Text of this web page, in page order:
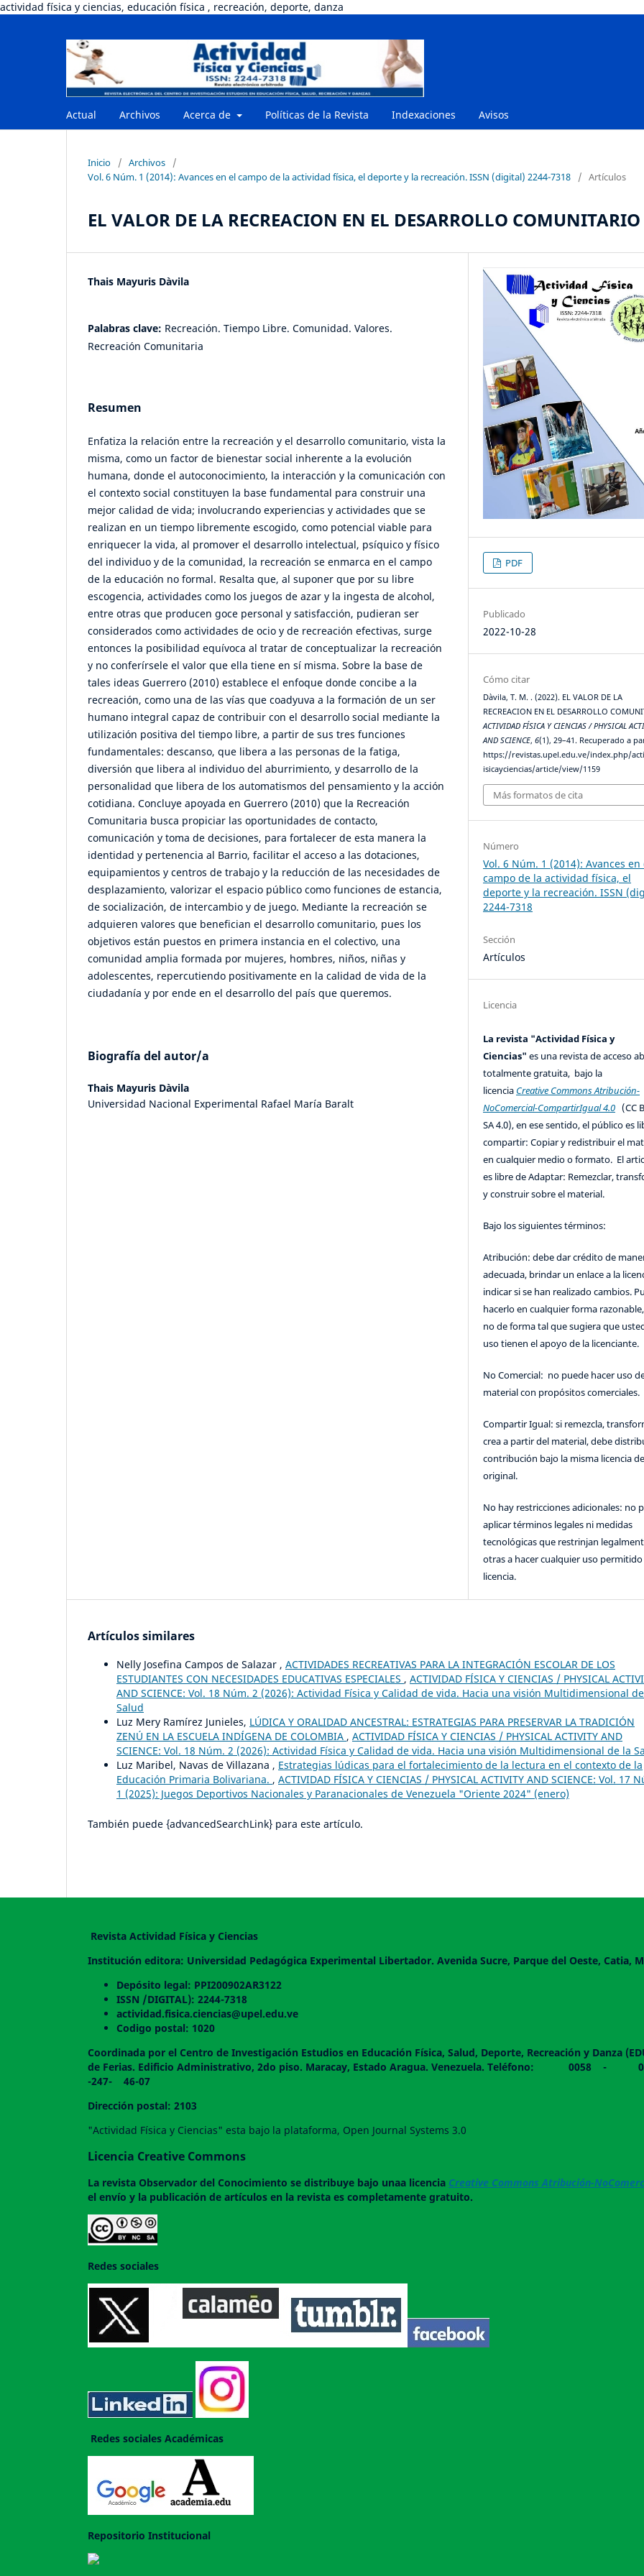
actividad física y ciencias, educación física , recreación, deporte, danza
Actual Archivos Acerca de Políticas de la Revista Indexaciones Avisos
Inicio / Archivos
/
Vol. 6 Núm. 1 (2014): Avances en el campo de la actividad física, el deporte y la recreación. ISSN (digital) 2244-7318
/ Artículos
EL VALOR DE LA RECREACION EN EL DESARROLLO COMUNITARIO
Thais Mayuris Dàvila
Palabras clave: Recreación. Tiempo Libre. Comunidad. Valores.
Recreación Comunitaria
Resumen
Enfatiza la relación entre la recreación y el desarrollo comunitario, vista la
misma, como un factor de bienestar social inherente a la evolución
humana, donde el autoconocimiento, la interacción y la comunicación con
el contexto social constituyen la base fundamental para construir una
mejor calidad de vida; involucrando experiencias y actividades que se
realizan en un tiempo libremente escogido, como potencial viable para
enriquecer la vida, al promover el desarrollo intelectual, psíquico y físico
del individuo y de la comunidad, la recreación se enmarca en el campo
de la educación no formal. Resalta que, al suponer que por su libre
escogencia, actividades como los juegos de azar y la ingesta de alcohol,
entre otras que producen goce personal y satisfacción, pudieran ser
considerados como actividades de ocio y de recreación efectivas, surge
entonces la posibilidad equívoca al tratar de conceptualizar la recreación
y no conferírsele el valor que ella tiene en sí misma. Sobre la base de
tales ideas Guerrero (2010) establece el enfoque donde concibe a la
recreación, como una de las vías que coadyuva a la formación de un ser
humano integral capaz de contribuir con el desarrollo social mediante la
utilización positiva del tiempo libre, a partir de sus tres funciones
fundamentales: descanso, que libera a las personas de la fatiga,
diversión que libera al individuo del aburrimiento, y desarrollo de la
personalidad que libera de los automatismos del pensamiento y la acción
cotidiana. Concluye apoyada en Guerrero (2010) que la Recreación
Comunitaria busca propiciar las oportunidades de contacto,
comunicación y toma de decisiones, para fortalecer de esta manera la
identidad y pertenencia al Barrio, facilitar el acceso a las dotaciones,
equipamientos y centros de trabajo y la reducción de las necesidades de
desplazamiento, valorizar el espacio público como funciones de estancia,
de socialización, de intercambio y de juego. Mediante la recreación se
adquieren valores que benefician el desarrollo comunitario, pues los
objetivos están puestos en primera instancia en el colectivo, una
comunidad amplia formada por mujeres, hombres, niños, niñas y
adolescentes, repercutiendo positivamente en la calidad de vida de la
ciudadanía y por ende en el desarrollo del país que queremos.
Biografía del autor/a
Thais Mayuris Dàvila
Universidad Nacional Experimental Rafael María Baralt
PDF
Publicado
2022-10-28
Cómo citar
Dàvila, T. M. . (2022). EL VALOR DE LA
RECREACION EN EL DESARROLLO
ACTIVIDAD FÍSICA Y CIENCIAS / PHYSICAL
AND SCIENCE,6(1), 29–41. Recuperado a
https://revistas.upel.edu.ve/index.php/
isicayciencias/article/view/1159
Más formatos de cita
Número
Vol. 6 Núm. 1 (2014): Avances en
campo de la actividad física, el
deporte y la recreación. ISSN
2244-7318
Sección
Artículos
Licencia
La revista "Actividad Física y
Ciencias"es una revista de acceso
totalmente gratuita, bajo la
licencia Creative Commons Atribución-
NoComercial-CompartirIgual 4.0 (CC
SA 4.0), en ese sentido, el público es
compartir: Copiar y redistribuir el
en cualquier medio o formato. El
es libre de Adaptar: Remezclar,
y construir sobre el material.
Bajo los siguientes términos:
Atribución: debe dar crédito de
adecuada, brindar un enlace a la
indicar si se han realizado cambios.
hacerlo en cualquier forma
no de forma tal que sugiera que
uso tienen el apoyo de la licenciante.
No Comercial: no puede hacer uso
material con propósitos comerciales.
Compartir Igual: si remezcla,
crea a partir del material, debe
contribución bajo la misma licencia
original.
No hay restricciones adicionales: no
aplicar términos legales ni medidas
tecnológicas que restrinjan
otras a hacer cualquier uso
licencia.
Artículos similares
Nelly Josefina Campos de Salazar , ACTIVIDADES RECREATIVAS PARA LA INTEGRACIÓN ESCOLAR DE LOS
ESTUDIANTES CON NECESIDADES EDUCATIVAS ESPECIALES , ACTIVIDAD FÍSICA Y CIENCIAS / PHYSICAL
AND SCIENCE: Vol. 18 Núm. 2 (2026): Actividad Física y Calidad de vida. Hacia una visión Multidimensional
Salud
Luz Mery Ramírez Junieles, LÚDICA Y ORALIDAD ANCESTRAL: ESTRATEGIAS PARA PRESERVAR LA TRADICIÓN
ZENÚ EN LA ESCUELA INDÍGENA DE COLOMBIA , ACTIVIDAD FÍSICA Y CIENCIAS / PHYSICAL ACTIVITY AND
SCIENCE: Vol. 18 Núm. 2 (2026): Actividad Física y Calidad de vida. Hacia una visión Multidimensional de la
Luz Maribel, Navas de Villazana , Estrategias lúdicas para el fortalecimiento de la lectura en el contexto de la
Educación Primaria Bolivariana. , ACTIVIDAD FÍSICA Y CIENCIAS / PHYSICAL ACTIVITY AND SCIENCE: Vol. 17
1 (2025): Juegos Deportivos Nacionales y Paranacionales de Venezuela "Oriente 2024" (enero)
También puede {advancedSearchLink} para este artículo.
Revista Actividad Física y Ciencias
Institución editora: Universidad Pedagógica Experimental Libertador. Avenida Sucre, Parque del Oeste, Catia,
Depósito legal: PPI200902AR3122
ISSN /DIGITAL): 2244-7318
actividad.fisica.ciencias@upel.edu.ve
Codigo postal: 1020
Coordinada por el Centro de Investigación Estudios en Educación Física, Salud, Deporte, Recreación y Danza
de Ferias. Edificio Administrativo, 2do piso. Maracay, Estado Aragua. Venezuela. Teléfono:
-247- 46-07
Dirección postal: 2103
"Actividad Física y Ciencias" esta bajo la plataforma, Open Journal Systems 3.0
Licencia Creative Commons
La revista Observador del Conocimiento se distribuye bajo unaa licencia Creative Commons Atribución-
el envío y la publicación de artículos en la revista es completamente gratuito.
Redes sociales
Redes sociales Académicas
Repositorio Institucional